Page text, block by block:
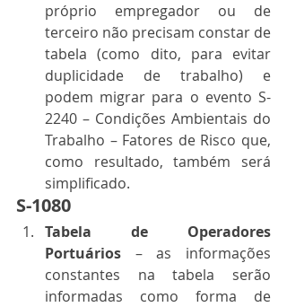
próprio empregador ou de
terceiro não precisam constar de
tabela (como dito, para evitar
duplicidade de trabalho) e
podem migrar para o evento S-
2240 – Condições Ambientais do
Trabalho – Fatores de Risco que,
como resultado, também será
simplificado.
S-1080
Tabela de Operadores
Portuários – as informações
constantes na tabela serão
informadas como forma de